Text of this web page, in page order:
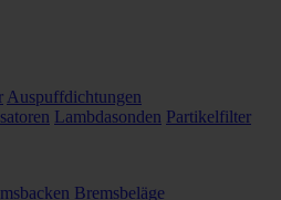
Auspuffdichtungen
Lambdasonden Partikelfilter
Bremsbeläge